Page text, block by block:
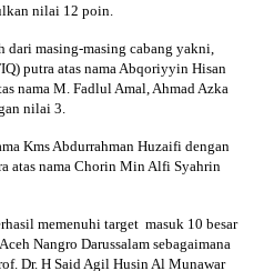
nilai 12 poin.
masing-masing cabang yakni,
putra atas nama Abqoriyyin Hisan
nama M. Fadlul Amal, Ahmad Azka
nilai 3.
Kms Abdurrahman Huzaifi dengan
atas nama Chorin Min Alfi Syahrin
memenuhi target masuk 10 besar
Nangro Darussalam sebagaimana
Dr. H Said Agil Husin Al Munawar